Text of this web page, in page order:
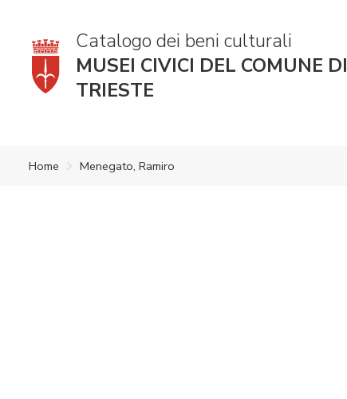
Catalogo dei beni culturali
MUSEI CIVICI DEL COMUNE DI
TRIESTE
Home Menegato, Ramiro